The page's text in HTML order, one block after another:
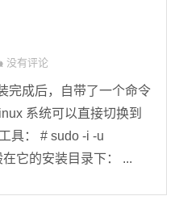
没有评论
完成后，自带了一个命令
系统可以直接切换到
具： # sudo -i -u
它的安装目录下： ...